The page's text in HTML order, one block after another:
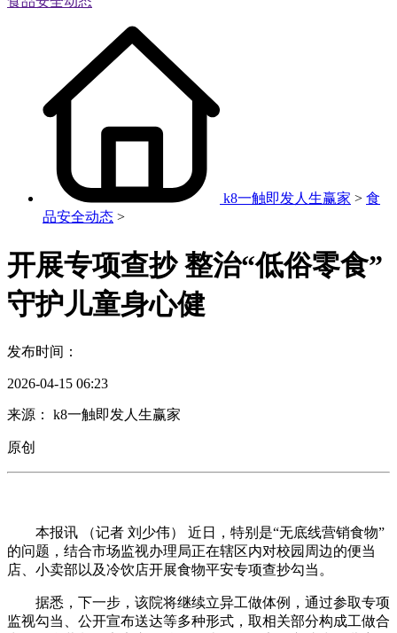
k8一触即发人生赢家 > 食
品安全动态 >
开展专项查抄 整治“低俗零食”
守护儿童身心健
发布时间：
2026-04-15 06:23
来源： k8一触即发人生赢家
原创
本报讯 （记者 刘少伟） 近日，特别是“无底线营销食物”
的问题，结合市场监视办理局正在辖区内对校园周边的便当
店、小卖部以及冷饮店开展食物平安专项查抄勾当。
据悉，下一步，该院将继续立异工做体例，通过参取专项
监视勾当、公开宣布送达等多种形式，取相关部分构成工做合